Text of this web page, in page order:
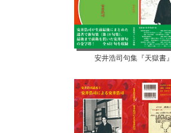
安井浩司句集『天獄書』